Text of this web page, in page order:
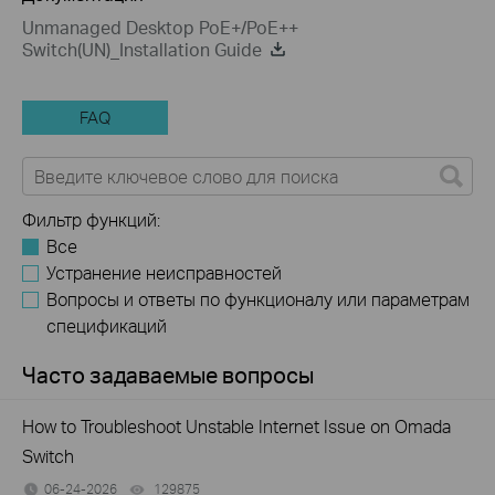
Unmanaged Desktop PoE+/PoE++
Switch(UN)_Installation Guide
FAQ
Фильтр функций:
Все
Устранение неисправностей
Вопросы и ответы по функционалу или параметрам
спецификаций
Часто задаваемые вопросы
How to Troubleshoot Unstable Internet Issue on Omada
Switch
06-24-2026 129875